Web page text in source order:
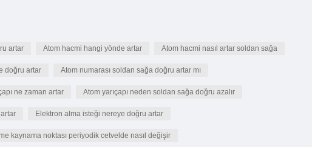
artar Atom hacmi hangi yönde artar Atom hacmi nasıl artar soldan sağa
doğru artar Atom numarası soldan sağa doğru artar mı
ne zaman artar Atom yarıçapı neden soldan sağa doğru azalır
Elektron alma isteği nereye doğru artar
kaynama noktası periyodik cetvelde nasıl değişir